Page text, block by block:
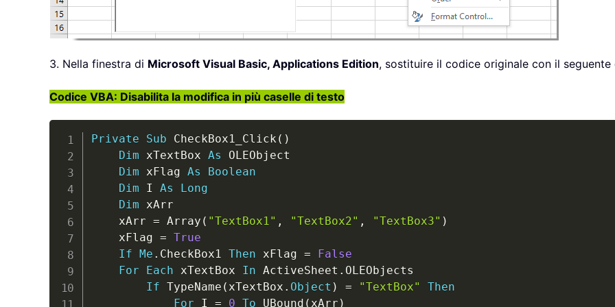
3. Nella finestra di Microsoft Visual Basic, Applications Edition, sostituire il codice originale con il seguente
Codice VBA: Disabilita la modifica in più caselle di testo
Private Sub CheckBox1_Click ( )
Dim xTextBox As OLEObject
Dim xFlag As
Boolean
Dim I As
Long
Dim xArr
    xArr
= Array ( "TextBox1" , "TextBox2" , "TextBox3" )
    xFlag
= True
If
Me . CheckBox1 Then xFlag =
False
For
Each xTextBox In ActiveSheet . OLEObjects
If TypeName ( xTextBox . Object ) = "TextBox"
Then
For I = 0 To UBound ( xArr )